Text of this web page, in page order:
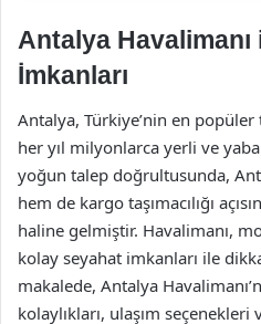
Antalya
İmkanları
Antalya, Türkiye’nin en
her yıl milyonlarca yerli ve
yoğun talep doğrultusunda,
hem de kargo taşımacılığı
haline gelmiştir. Havalimanı,
kolay seyahat imkanları ile
makalede, Antalya
kolaylıkları, ulaşım